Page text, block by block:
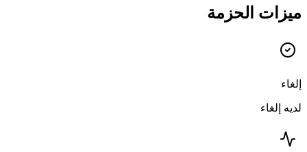
ميزات الحزمة
إلغاء
لديه إلغاء